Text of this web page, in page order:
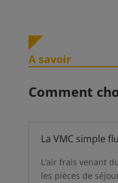
A savoir
Comment
La VMC simple
L’air frais venant
les pièces de